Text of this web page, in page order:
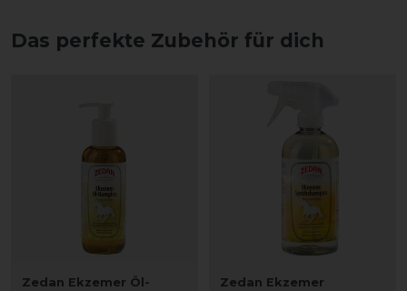
Das perfekte Zubehör für dich
Zedan Ekzemer Öl-
Zedan Ekzemer